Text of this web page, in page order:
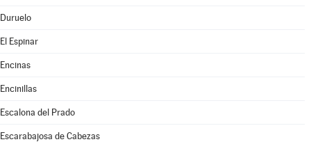
Duruelo
El Espinar
Encinas
Encinillas
Escalona del Prado
Escarabajosa de Cabezas